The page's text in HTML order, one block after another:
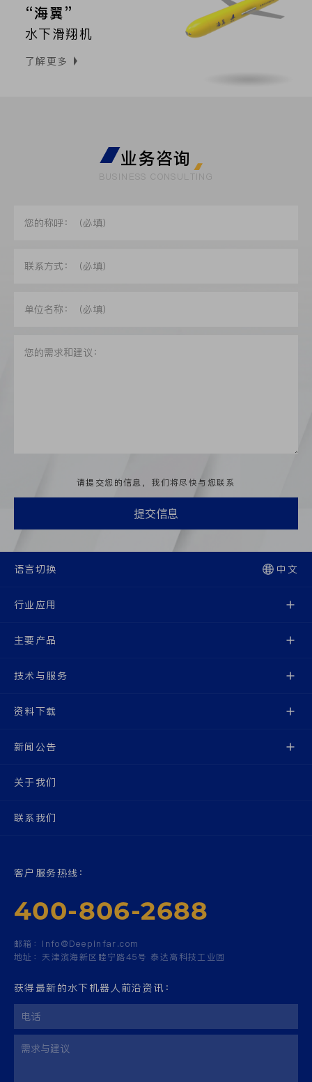
“海翼”
水下滑翔机
了解更多
业务咨询
BUSINESS CONSULTING
请提交您的信息，我们将尽快与您联系
提交信息
语言切换 中文
行业应用
主要产品
技术与服务
资料下载
新闻公告
关于我们
联系我们
客户服务热线：
400-806-2688
邮箱： Info@Deepinfar.com
地址： 天津滨海新区睦宁路45号 泰达高科技工业园
获得最新的水下机器人前沿资讯：